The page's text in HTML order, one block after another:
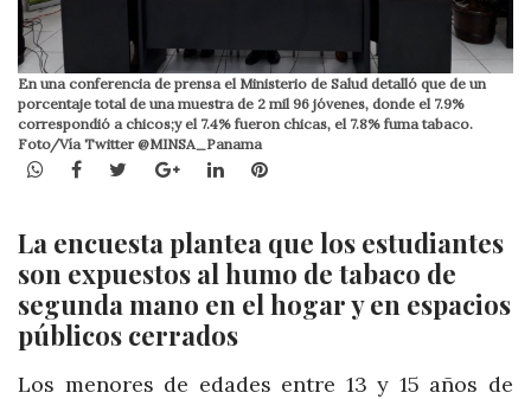
En una conferencia de prensa el Ministerio de Salud detalló que de un
porcentaje total de una muestra de 2 mil 96 jóvenes, donde el 7.9%
correspondió a chicos;y el 7.4% fueron chicas, el 7.8% fuma tabaco.
Foto/Vía Twitter @MINSA_Panama
WhatsApp
Facebook
TwitterGoogle+LinkedInPinterest
La encuesta plantea que los estudiantes
son expuestos al humo de tabaco de
segunda mano en el hogar y en espacios
públicos cerrados
Los menores de edades entre 13 y 15 años de